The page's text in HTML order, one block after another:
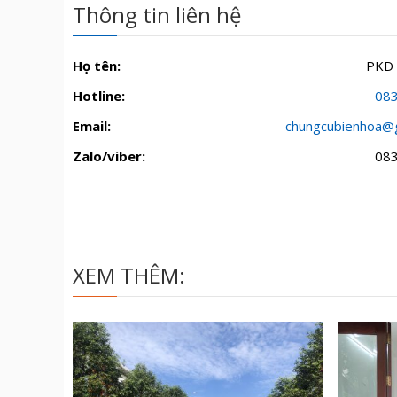
Thông tin liên hệ
Họ tên:
Hotline:
Email:
Zalo/viber:
XEM THÊM: